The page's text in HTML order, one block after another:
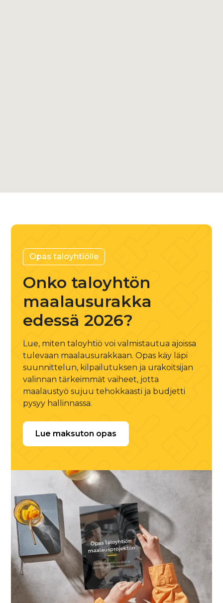
Opas taloyhtiölle
Onko taloyhtön
maalausurakka
edessä 2026?
Lue, miten taloyhtiö voi valmistautua ajoissa
tulevaan maalausurakkaan. Opas käy läpi
suunnittelun, kilpailutuksen ja urakoitsijan
valinnan tärkeimmät vaiheet, jotta
maalaustyö sujuu tehokkaasti ja budjetti
pysyy hallinnassa.
Lue maksuton opas